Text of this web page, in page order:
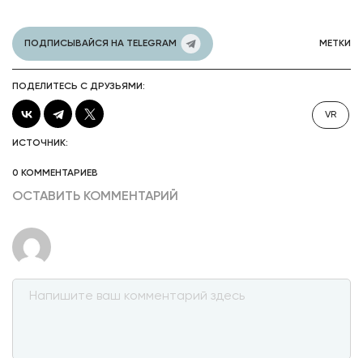
ПОДПИСЫВАЙСЯ НА TELEGRAM МЕТКИ
ПОДЕЛИТЕСЬ С ДРУЗЬЯМИ:
VR
ИСТОЧНИК:
0 КОММЕНТАРИЕВ
ОСТАВИТЬ КОММЕНТАРИЙ